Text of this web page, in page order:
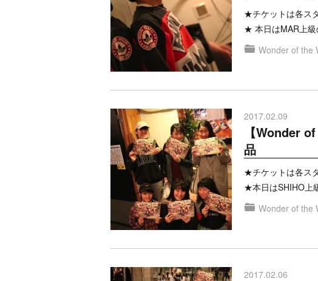
★チケットは各ス
★ 本日はMAR上級
Wonder of the
2017.02.09
【Wonder
品
★チケットは各ス
★本日はSHIHO上
Wonder of the
2017.02.06